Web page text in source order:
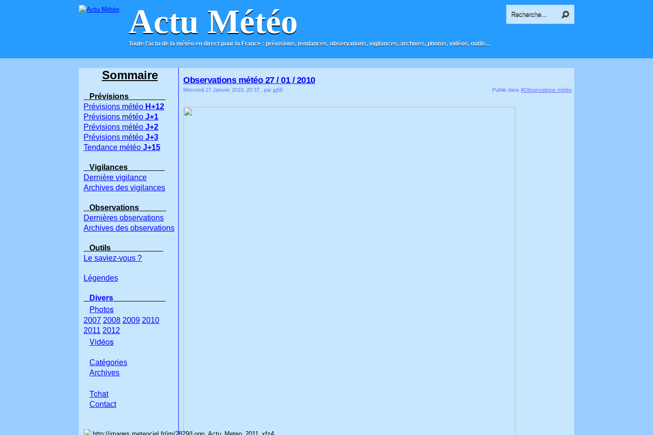
Actu Météo
Toute l'actu de la météo en direct pour la France : prévisions, tendances, observations, vigilances, archives, photos, vidéos, outils...
ACCUEIL CONTACT
Observations météo 27 / 01 / 2010
Mercredi 27 Janvier 2010, 20:37 , par jg56 Publié dans #Observations météo
Sommaire
Prévisions
Prévisions météo H+12
Prévisions météo J+1
Prévisions météo J+2
Prévisions météo J+3
Tendance météo J+15
Vigilances
Dernière vigilance
Archives des vigilances
Observations
Dernières observations
Archives des observations
Outils
Le saviez-vous ?
Légendes
Divers
Photos
2007 2008 2009 2010
2011 2012
Vidéos
Catégories
Archives
Tchat
Contact